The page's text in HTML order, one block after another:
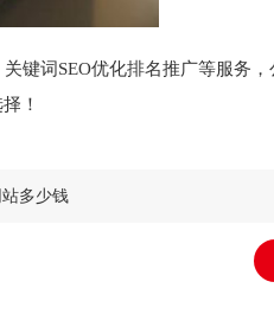
键词SEO优化排名推广等服务
！
多少钱